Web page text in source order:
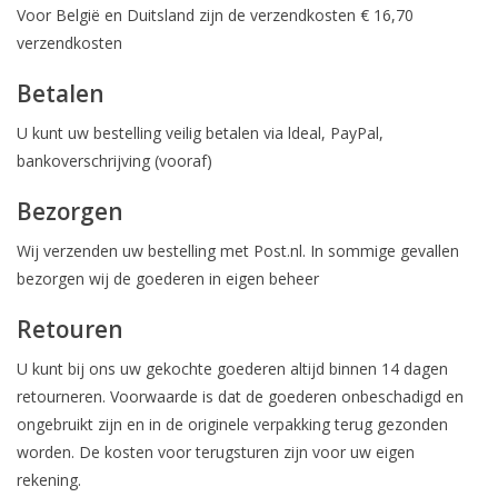
Voor België en Duitsland zijn de verzendkosten € 16,70
verzendkosten
Betalen
U kunt uw bestelling veilig betalen via ldeal, PayPal,
bankoverschrijving (vooraf)
Bezorgen
Wij verzenden uw bestelling met Post.nl. In sommige gevallen
bezorgen wij de goederen in eigen beheer
Retouren
U kunt bij ons uw gekochte goederen altijd binnen 14 dagen
retourneren. Voorwaarde is dat de goederen onbeschadigd en
ongebruikt zijn en in de originele verpakking terug gezonden
worden. De kosten voor terugsturen zijn voor uw eigen
rekening.